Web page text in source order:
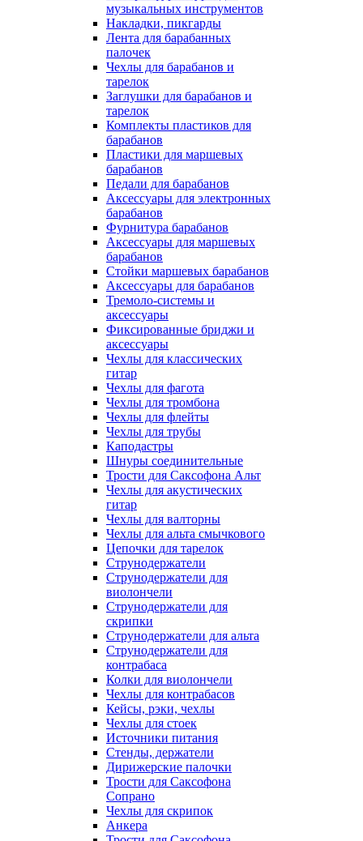
музыкальных инструментов
Накладки, пикгарды
Лента для барабанных
палочек
Чехлы для барабанов и
тарелок
Заглушки для барабанов и
тарелок
Комплекты пластиков для
барабанов
Пластики для маршевых
барабанов
Педали для барабанов
Аксессуары для электронных
барабанов
Фурнитура барабанов
Аксессуары для маршевых
барабанов
Стойки маршевых барабанов
Аксессуары для барабанов
Тремоло-системы и
аксессуары
Фиксированные бриджи и
аксессуары
Чехлы для классических
гитар
Чехлы для фагота
Чехлы для тромбона
Чехлы для флейты
Чехлы для трубы
Каподастры
Шнуры соединительные
Трости для Саксофона Альт
Чехлы для акустических
гитар
Чехлы для валторны
Чехлы для альта смычкового
Цепочки для тарелок
Струнодержатели
Струнодержатели для
виолончели
Струнодержатели для
скрипки
Струнодержатели для альта
Струнодержатели для
контрабаса
Колки для виолончели
Чехлы для контрабасов
Кейсы, рэки, чехлы
Чехлы для стоек
Источники питания
Стенды, держатели
Дирижерские палочки
Трости для Саксофона
Сопрано
Чехлы для скрипок
Анкера